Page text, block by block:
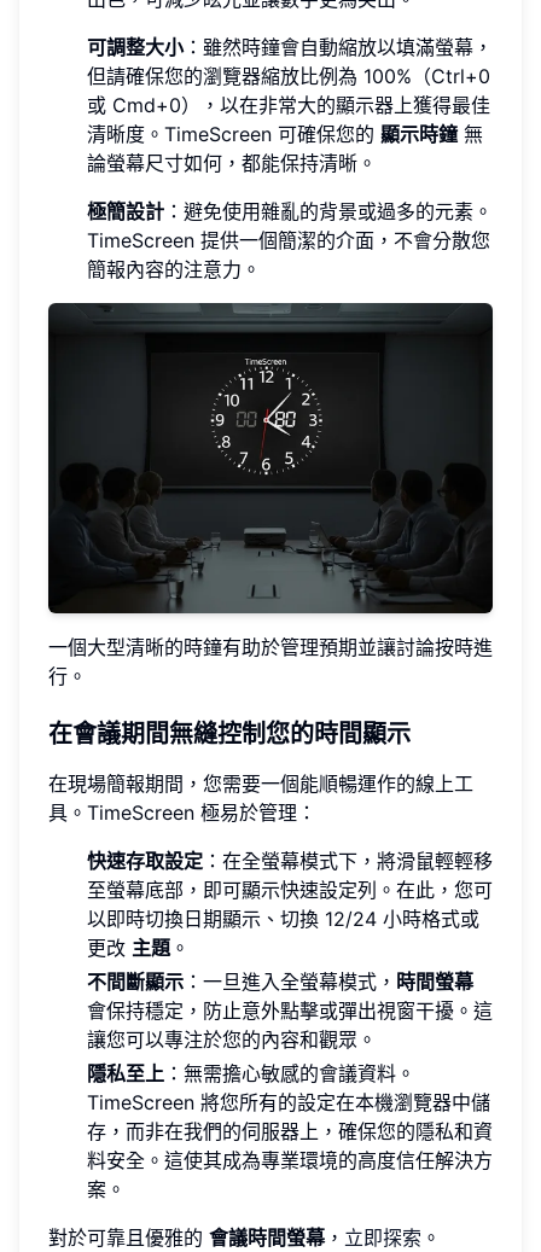
可調整大小：雖然時鐘會自動縮放以填滿螢幕，
但請確保您的瀏覽器縮放比例為 100%（Ctrl+0
或 Cmd+0），以在非常大的顯示器上獲得最佳
清晰度。TimeScreen 可確保您的 顯示時鐘無
論螢幕尺寸如何，都能保持清晰。
極簡設計 ：避免使用雜亂的背景或過多的元素。
TimeScreen 提供一個簡潔的介面，不會分散您
簡報內容的注意力。
一個大型清晰的時鐘有助於管理預期並讓討論按時進
行。
在會議期間無縫控制您的時間顯示
在現場簡報期間，您需要一個能順暢運作的線上工
具。TimeScreen 極易於管理：
快速存取設定 ：在全螢幕模式下，將滑鼠輕輕移
至螢幕底部，即可顯示快速設定列。在此，您可
以即時切換日期顯示、切換 12/24 小時格式或
更改 主題。
不間斷顯示 ：一旦進入全螢幕模式， 時間螢幕
會保持穩定，防止意外點擊或彈出視窗干擾。這
讓您可以專注於您的內容和觀眾。
隱私至上 ：無需擔心敏感的會議資料。
TimeScreen 將您所有的設定在本機瀏覽器中儲
存，而非在我們的伺服器上，確保您的隱私和資
料安全。這使其成為專業環境的高度信任解決方
案。
對於可靠且優雅的 會議時間螢幕， 立即探索 。